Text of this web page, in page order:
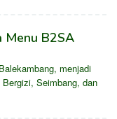
Menu B2SA
menjadi
Seimbang, dan